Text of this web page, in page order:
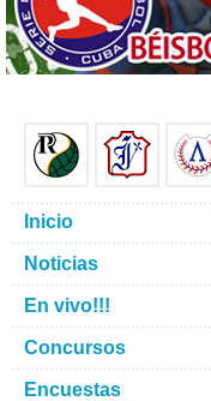
Inicio
Noticias
En vivo!!!
Concursos
Encuestas